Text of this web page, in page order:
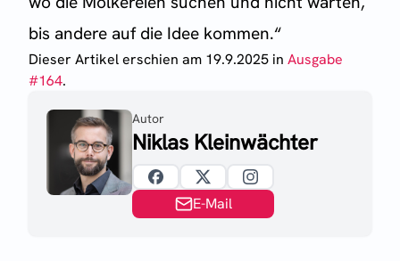
bis andere auf die Idee kommen.“
Dieser Artikel erschien am 19.9.2025 in Ausgabe
#164.
Autor
Niklas Kleinwächter
E-Mail